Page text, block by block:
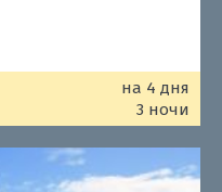
на 4 дня
3 ночи